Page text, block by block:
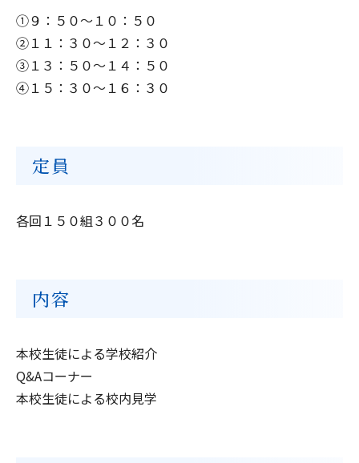
①９：５０～１０：５０
②１１：３０～１２：３０
③１３：５０～１４：５０
④１５：３０～１６：３０
定員
各回１５０組３００名
内容
本校生徒による学校紹介
Q&Aコーナー
本校生徒による校内見学